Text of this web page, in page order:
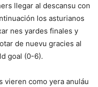
llegar al descansu con
los asturianos
nes yardes finales y
de nuevu gracies al
goal (0-6).
vieren como yera anuláu